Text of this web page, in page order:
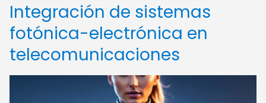
Integración de sistemas
fotónica-electrónica en
telecomunicaciones